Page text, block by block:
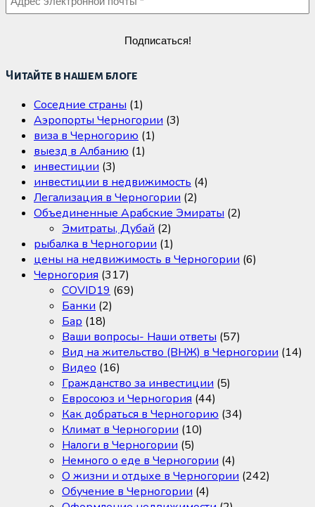
Читайте в нашем блоге
Cоседние страны (1)
Аэропорты Черногории (3)
виза в Черногорию (1)
выезд в Албанию (1)
инвестиции (3)
инвестиции в недвижимость (4)
Легализация в Черногории (2)
Объединенные Арабские Эмираты (2)
Эмитраты, Дубай (2)
рыбалка в Черногории (1)
цены на недвижимость в Черногории (6)
Черногория (317)
COVID19 (69)
Банки (2)
Бар (18)
Ваши вопросы- Наши ответы (57)
Вид на жительство (ВНЖ) в Черногории (14)
Видео (16)
Гражданство за инвестиции (5)
Евросоюз и Черногория (44)
Как добраться в Черногорию (34)
Климат в Черногории (10)
Налоги в Черногории (5)
Немного о еде в Черногории (4)
О жизни и отдыхе в Черногории (242)
Обучение в Черногории (4)